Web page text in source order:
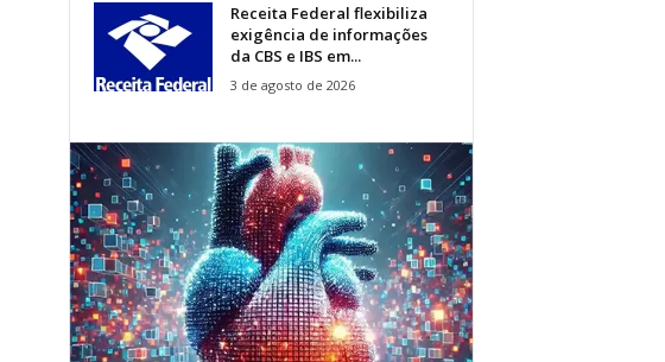
Receita Federal flexibiliza
exigência de informações
da CBS e IBS em...
3 de agosto de 2026